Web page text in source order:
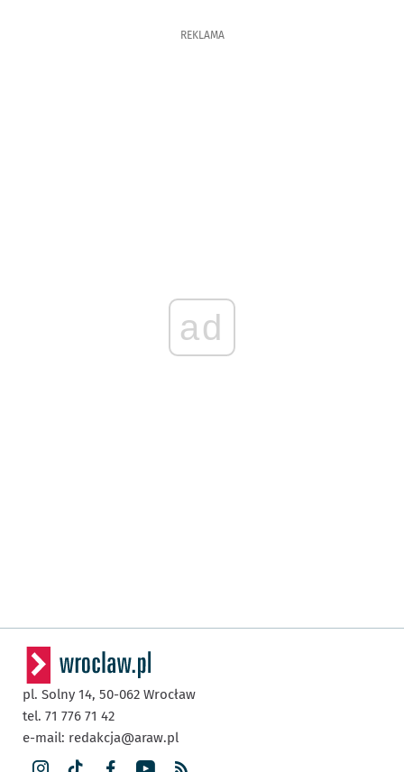
REKLAMA
ad
pl. Solny 14, 50-062 Wrocław
tel. 71 776 71 42
e-mail: redakcja@araw.pl